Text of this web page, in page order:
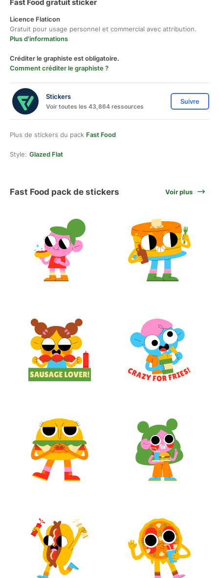
Fast Food gratuit sticker
Licence Flaticon
Gratuit pour usage personnel et commercial avec attribution.
Plus d'informations
Créditer le graphiste est obligatoire.
Comment créditer le graphiste ?
Stickers
Voir toutes les 43,864 ressources
Suivre
Plus de stickers du pack Fast Food
Style: Glazed Flat
Fast Food pack de stickers Voir plus